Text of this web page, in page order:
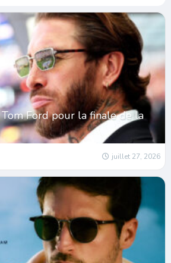
Ford pour la finale de la
juillet 27, 2026